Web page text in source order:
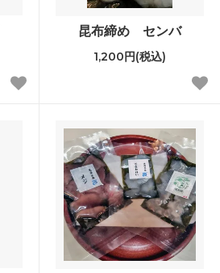
昆布締め センバ
1,200円(税込)